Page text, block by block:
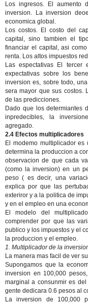
Los ingresos.El aumento
inversion. La inversion
economica global.
Los costos. El costo del
capital, sino tambien el
financiar el capital, asi
renta. Los altos impuestos
Las espectativas El tercer
expectativas sobre los
inversion es, sobre todo,
sera mayor que sus costos.
de las predicciones.
Dado que los determiantes
inpredecibles, la
agregado.
2.4 Efectos multiplicadores
El modemo multiplicador
determina la produccion a
observacion de que cada
(como la inversion) en un
peso ( es decir, una
explica por que las
exteriror y a la politica de
y en el empleo en una
El modelo del
comprender por que las
publico y los impuestos y el
la produccion y el empleo.
1. Multiplicador de la
La manera mas facil de ver
Supongamos que la
inversion en 100,000
marginal a consunmir es
gente dedicara 0.6 pesos al
La inversion de 100,000